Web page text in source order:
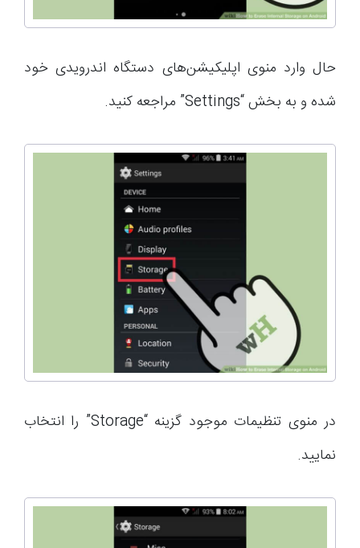
حال وارد منوی اپلیکیشن‌های دستگاه اندرویدی خود
شده و به بخش “Settings” مراجعه کنید.
در منوی تنظیمات موجود گزینه “Storage” را انتخاب
نمایید.